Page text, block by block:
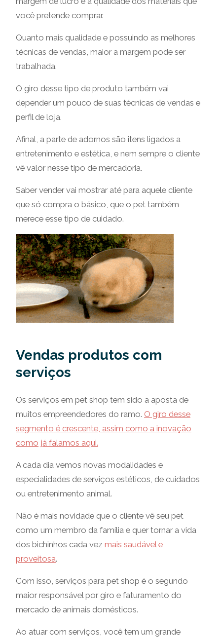
você pretende comprar.
Quanto mais qualidade e possuindo as melhores
técnicas de vendas, maior a margem pode ser
trabalhada.
O giro desse tipo de produto também vai
depender um pouco de suas técnicas de vendas e
perfil de loja.
Afinal, a parte de adornos são itens ligados a
entretenimento e estética, e nem sempre o cliente
vê valor nesse tipo de mercadoria.
Saber vender vai mostrar até para aquele cliente
que só compra o básico, que o pet também
merece esse tipo de cuidado.
Vendas produtos com
serviços
Os serviços em pet shop tem sido a aposta de
muitos empreendedores do ramo. O giro desse
segmento é crescente, assim como a inovação
como já falamos aqui.
A cada dia vemos novas modalidades e
especialidades de serviços estéticos, de cuidados
ou entretenimento animal.
Não é mais novidade que o cliente vê seu pet
como um membro da família e quer tornar a vida
dos bichinhos cada vez mais saudável e
proveitosa.
Com isso, serviços para pet shop é o segundo
maior responsável por giro e faturamento do
mercado de animais domésticos.
Ao atuar com serviços, você tem um grande